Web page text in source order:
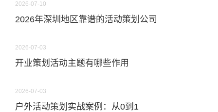
2026-07-10
2026年深圳地区靠谱的活动策划公司
2026-07-03
开业策划活动主题有哪些作用
2026-07-03
户外活动策划实战案例：从0到1